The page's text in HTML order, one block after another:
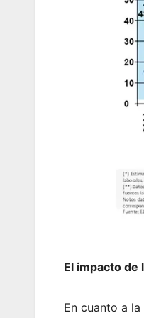
El impacto de
En cuanto a